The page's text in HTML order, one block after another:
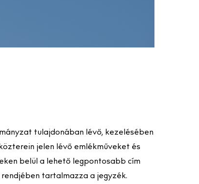
tulajdonában lévő, kezelésében
jelen lévő emlékműveket és
belül a lehető legpontosabb cím
tartalmazza a jegyzék.